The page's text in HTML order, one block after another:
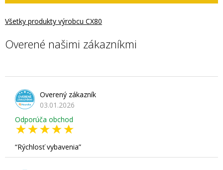
Všetky produkty výrobcu CX80
Overené našimi zákazníkmi
Overený zákazník
03.01.2026
Odporúča obchod
Rýchlosť vybavenia